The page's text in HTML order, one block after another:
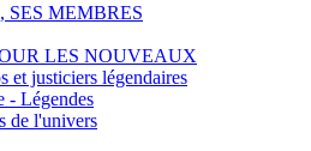
MEMBRES
LES NOUVEAUX
et justiciers légendaires
- Légendes
de l'univers